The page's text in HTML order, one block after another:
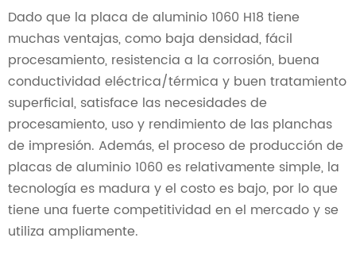
Dado que la placa de aluminio 1060 H18 tiene
muchas ventajas, como baja densidad, fácil
procesamiento, resistencia a la corrosión, buena
conductividad eléctrica/térmica y buen tratamiento
superficial, satisface las necesidades de
procesamiento, uso y rendimiento de las planchas
de impresión. Además, el proceso de producción de
placas de aluminio 1060 es relativamente simple, la
tecnología es madura y el costo es bajo, por lo que
tiene una fuerte competitividad en el mercado y se
utiliza ampliamente.